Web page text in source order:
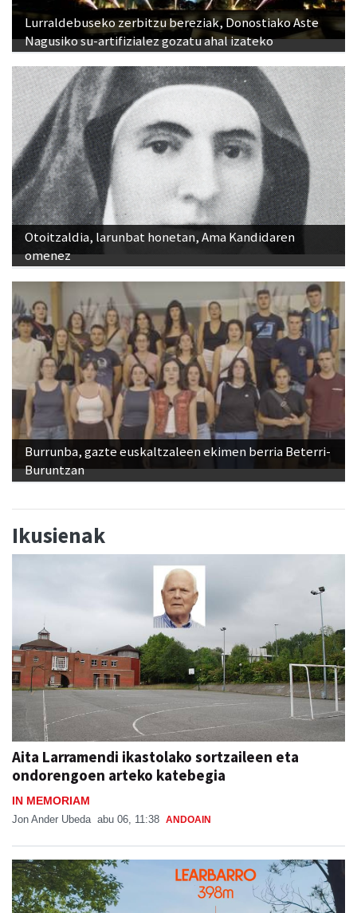
Lurraldebuseko zerbitzu bereziak, Donostiako Aste
Nagusiko su-artifizialez gozatu ahal izateko
Otoitzaldia, larunbat honetan, Ama Kandidaren
omenez
Burrunba, gazte euskaltzaleen ekimen berria Beterri-
Buruntzan
Ikusienak
Aita Larramendi ikastolako sortzaileen eta
ondorengoen arteko katebegia
IN MEMORIAM
Jon Ander Ubeda abu 06, 11:38 ANDOAIN